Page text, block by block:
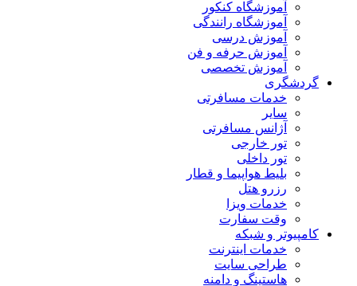
آموزشگاه کنکور
آموزشگاه رانندگی
آموزش درسی
آموزش حرفه و فن
آموزش تخصصی
گردشگری
خدمات مسافرتی
سایر
آژانس مسافرتی
تور خارجی
تور داخلی
بلیط هواپیما و قطار
رزرو هتل
خدمات ویزا
وقت سفارت
کامپیوتر و شبکه
خدمات اینترنت
طراحی سایت
هاستینگ و دامنه